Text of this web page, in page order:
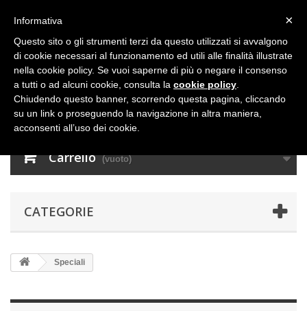
Carrello (vuoto)
CATEGORIE
Speciali
×
Informativa
Questo sito o gli strumenti terzi da questo utilizzati si avvalgono
di cookie necessari al funzionamento ed utili alle finalità illustrate
nella cookie policy. Se vuoi saperne di più o negare il consenso
a tutti o ad alcuni cookie, consulta la cookie policy
Chiudendo questo banner, scorrendo questa pagina, cliccando
su un link o proseguendo la navigazione in altra maniera,
acconsenti all’uso dei cookie.